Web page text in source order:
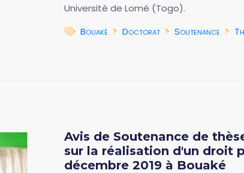
Université de Lomé (Togo).
Bouaké
Doctorat Soutenance
Avis de Soutenance de
sur la réalisation d'un droit
décembre 2019 à Bouaké